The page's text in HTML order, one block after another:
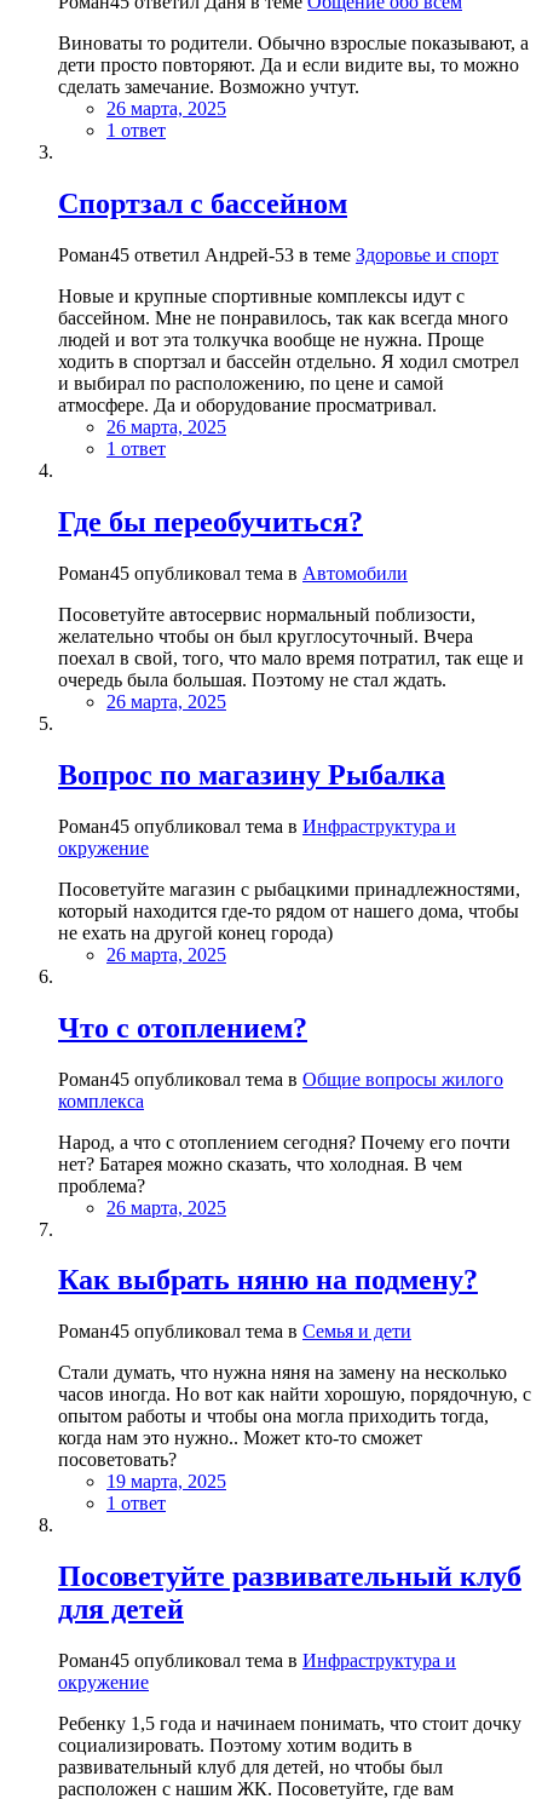
Виноваты то родители. Обычно взрослые показывают, а
дети просто повторяют. Да и если видите вы, то можно
сделать замечание. Возможно учтут.
26 марта, 2025
1 ответ
Спортзал с бассейном
Роман45 ответил Андрей-53 в теме Здоровье и спорт
Новые и крупные спортивные комплексы идут с
бассейном. Мне не понравилось, так как всегда много
людей и вот эта толкучка вообще не нужна. Проще
ходить в спортзал и бассейн отдельно. Я ходил смотрел
и выбирал по расположению, по цене и самой
атмосфере. Да и оборудование просматривал.
26 марта, 2025
1 ответ
Где бы переобучиться?
Роман45 опубликовал тема в Автомобили
Посоветуйте автосервис нормальный поблизости,
желательно чтобы он был круглосуточный. Вчера
поехал в свой, того, что мало время потратил, так еще и
очередь была большая. Поэтому не стал ждать.
26 марта, 2025
Вопрос по магазину Рыбалка
Роман45 опубликовал тема в Инфраструктура и
окружение
Посоветуйте магазин с рыбацкими принадлежностями,
который находится где-то рядом от нашего дома, чтобы
не ехать на другой конец города)
26 марта, 2025
Что с отоплением?
Роман45 опубликовал тема в Общие вопросы жилого
комплекса
Народ, а что с отоплением сегодня? Почему его почти
нет? Батарея можно сказать, что холодная. В чем
проблема?
26 марта, 2025
Как выбрать няню на подмену?
Роман45 опубликовал тема в Семья и дети
Стали думать, что нужна няня на замену на несколько
часов иногда. Но вот как найти хорошую, порядочную, с
опытом работы и чтобы она могла приходить тогда,
когда нам это нужно.. Может кто-то сможет
посоветовать?
19 марта, 2025
1 ответ
Посоветуйте развивательный клуб
для детей
Роман45 опубликовал тема в Инфраструктура и
окружение
Ребенку 1,5 года и начинаем понимать, что стоит дочку
социализировать. Поэтому хотим водить в
развивательный клуб для детей, но чтобы был
расположен с нашим ЖК. Посоветуйте, где вам